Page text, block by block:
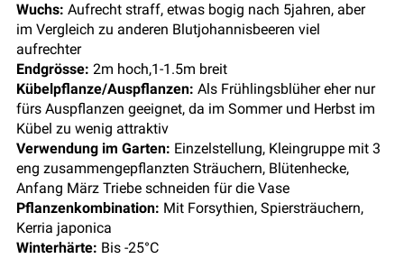
Wuchs: Aufrecht straff, etwas bogig nach 5jahren, aber
im Vergleich zu anderen Blutjohannisbeeren viel
aufrechter
Endgrösse: 2m hoch,1-1.5m breit
Kübelpflanze/Auspflanzen: Als Frühlingsblüher eher nur
fürs Auspflanzen geeignet, da im Sommer und Herbst im
Kübel zu wenig attraktiv
Verwendung im Garten: Einzelstellung, Kleingruppe mit 3
eng zusammengepflanzten Sträuchern, Blütenhecke,
Anfang März Triebe schneiden für die Vase
Pflanzenkombination: Mit Forsythien, Spiersträuchern,
Kerria japonica
Winterhärte: Bis -25°C